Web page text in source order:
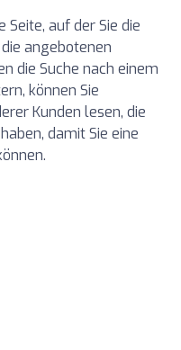
Seite, auf der Sie die
angebotenen
die Suche nach einem
können Sie
Kunden lesen, die
damit Sie eine